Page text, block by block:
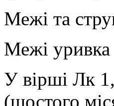
Межі та
Межі уривка
У вірші Лк
(шостого